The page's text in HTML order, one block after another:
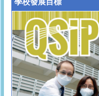
學校發展目標